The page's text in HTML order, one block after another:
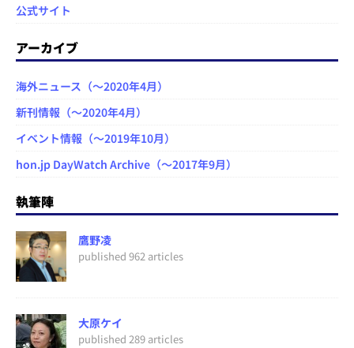
公式サイト
アーカイブ
海外ニュース（～2020年4月）
新刊情報（～2020年4月）
イベント情報（～2019年10月）
hon.jp DayWatch Archive（～2017年9月）
執筆陣
鷹野凌
published 962 articles
大原ケイ
published 289 articles